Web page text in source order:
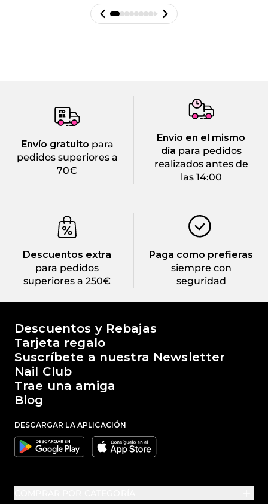
Envío gratuito para
pedidos superiores a
70€
Envío en el mismo
día para pedidos
realizados antes de
las 14:00
Descuentos extra
para pedidos
superiores a 250€
Paga como prefieras
siempre con
seguridad
El mundo de Passione Beauty
Descuentos y Rebajas
Tarjeta regalo
Suscríbete a nuestra Newsletter
Nail Club
Trae una amiga
Blog
DESCARGAR LA APLICACIÓN
Google Apple